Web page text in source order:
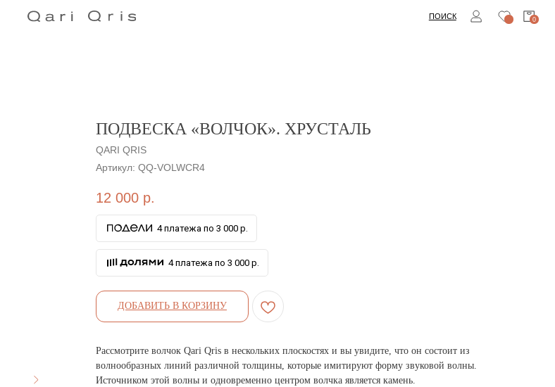
0
ПОДВЕСКА «ВОЛЧОК». ХРУСТАЛЬ
QARI QRIS
Артикул: QQ-VOLWCR4
12 000 р.
4 платежа по 3 000 р.
4 платежа по 3 000 р.
ДОБАВИТЬ В КОРЗИНУ
Рассмотрите волчок Qari Qris в нескольких плоскостях и вы увидите, что он состоит из
волнообразных линий различной толщины, которые имитируют форму звуковой волны.
Источником этой волны и одновременно центром волчка является камень.